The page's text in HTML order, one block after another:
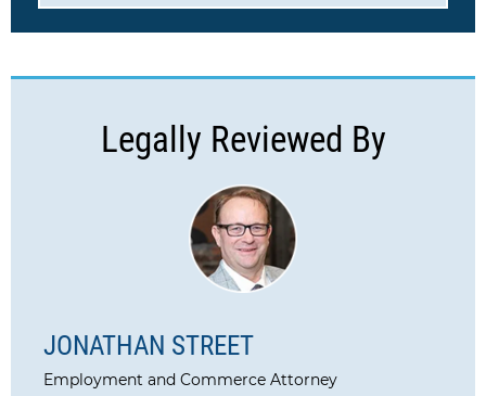
Legally Reviewed By
JONATHAN STREET
Employment and Commerce Attorney